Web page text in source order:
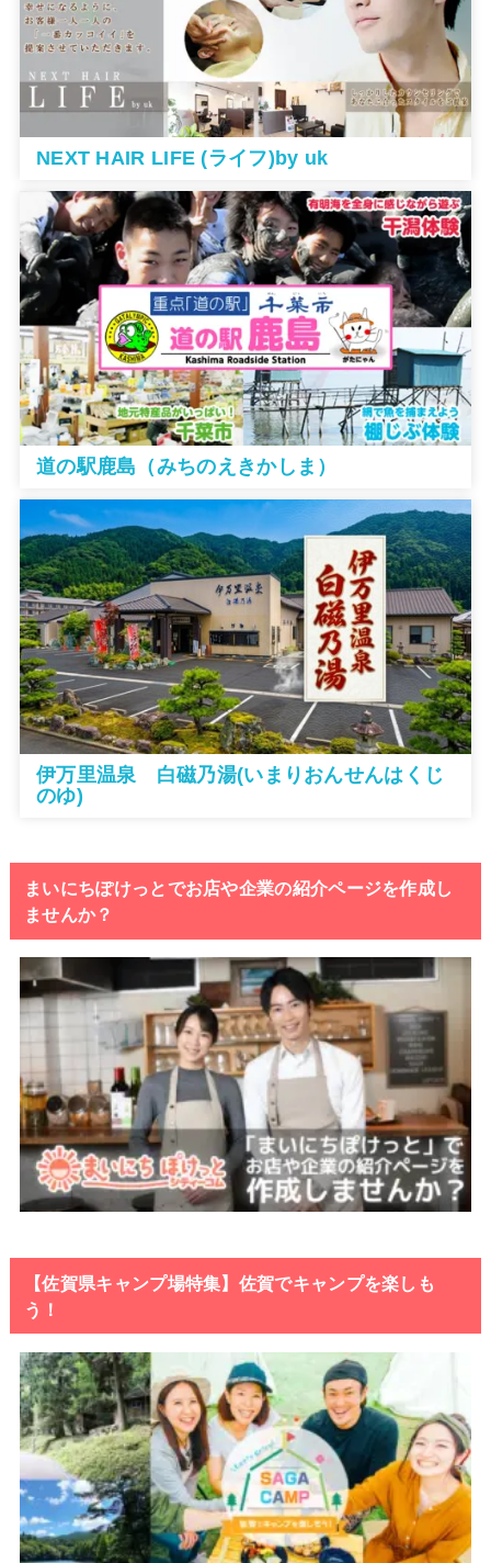
NEXT HAIR LIFE (ライフ)by uk
道の駅鹿島（みちのえきかしま）
伊万里温泉 白磁乃湯(いまりおんせんはくじ
のゆ)
まいにちぽけっとでお店や企業の紹介ページを作成し
ませんか？
【佐賀県キャンプ場特集】佐賀でキャンプを楽しも
う！